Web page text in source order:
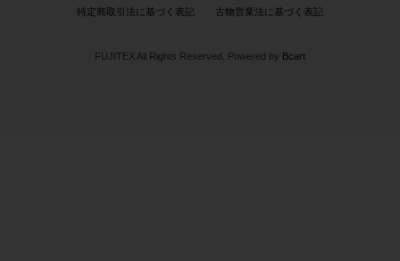
特定商取引法に基づく表記 古物営業法に基づく表記
FUJITEX All Rights Reserved. Powered by Bcart